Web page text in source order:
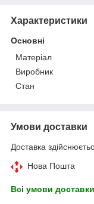
Характеристики
Основні
Матеріал
Виробник
Стан
Умови доставки
Доставка
Нова Пошта
Всі умови доставки